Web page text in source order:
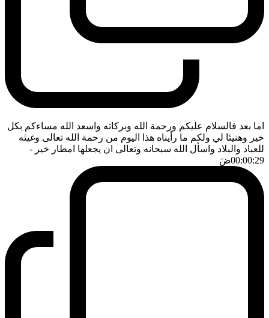
اما بعد فالسلام عليكم ورحمة الله وبركاته واسعد الله مساءكم بكل
خير وهنيئا لي ولكم ما رأيناه هذا اليوم من رحمة الله تعالى وغيثه
للعباد والبلاد واسأل الله سبحانه وتعالى ان يجعلها امطار خير -
00:00:29ضَ